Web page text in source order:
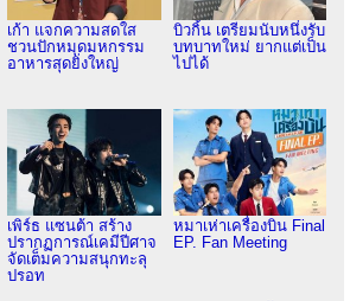
เก้า แจกความสดใส
ชวนปักหมุดมหกรรม
อาหารสุดยิ่งใหญ่
บิวกิ้น เตรียมนับหนึ่งรับ
บทบาทใหม่ ยากแต่เป็น
ไปได้
เพิร์ธ แซนต้า สร้าง
ปรากฏการณ์เคมีปีศาจ
จัดเต็มความสนุกทะลุ
ปรอท
หมาเห่าเครื่องบิน Final
EP. Fan Meeting